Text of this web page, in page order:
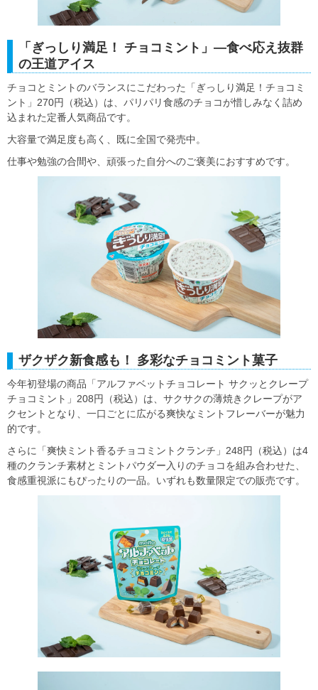
「ぎっしり満足！ チョコミント」―食べ応え抜群
の王道アイス
チョコとミントのバランスにこだわった「ぎっしり満足！チョコミ
ント」270円（税込）は、パリパリ食感のチョコが惜しみなく詰め
込まれた定番人気商品です。
大容量で満足度も高く、既に全国で発売中。
仕事や勉強の合間や、頑張った自分へのご褒美におすすめです。
ザクザク新食感も！ 多彩なチョコミント菓子
今年初登場の商品「アルファベットチョコレート サクッとクレープ
チョコミント」208円（税込）は、サクサクの薄焼きクレープがア
クセントとなり、一口ごとに広がる爽快なミントフレーバーが魅力
的です。
さらに「爽快ミント香るチョコミントクランチ」248円（税込）は4
種のクランチ素材とミントパウダー入りのチョコを組み合わせた、
食感重視派にもぴったりの一品。いずれも数量限定での販売です。